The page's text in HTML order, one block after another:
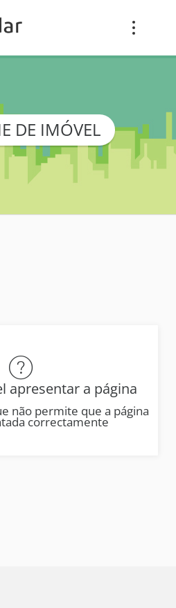
DE IMÓVEL
apresentar a página
não permite que a página
correctamente